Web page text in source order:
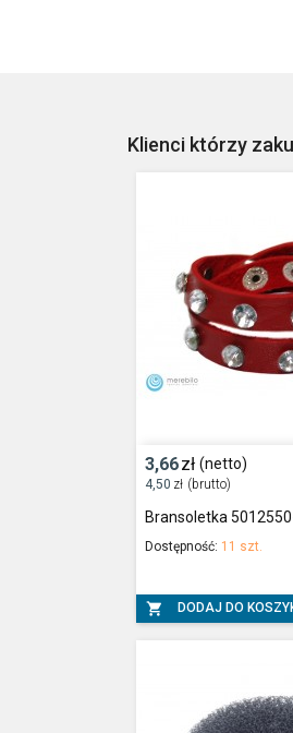
Klienci którzy
3,66zł (netto)
4,50 zł (brutto)
Bransoletka
Dostępność: 11 szt.
 DODAJ DO